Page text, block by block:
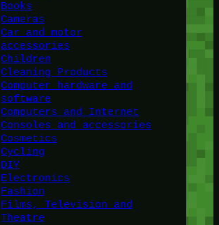
Books
Cameras
Car and motor
accessories
Children
Cleaning Products
Computer hardware and
software
Computers and Internet
Consoles and accessories
Cosmetics
Cycling
DIY
Electronics
Fashion
Films, Television and
Theatre